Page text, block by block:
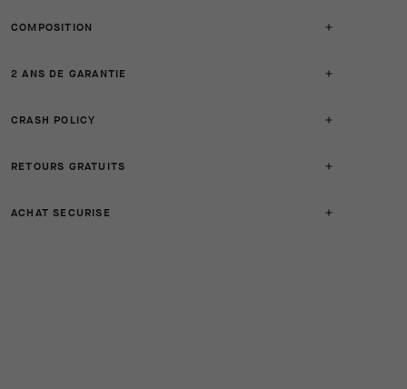
COMPOSITION
2 ANS DE GARANTIE
CRASH POLICY
RETOURS GRATUITS
ACHAT SECURISE